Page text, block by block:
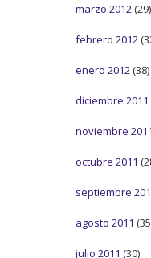
marzo 2012 (29)
febrero 2012
enero 2012 (38)
diciembre 2011
noviembre 2011
octubre 2011
septiembre
agosto 2011
julio 2011 (30)